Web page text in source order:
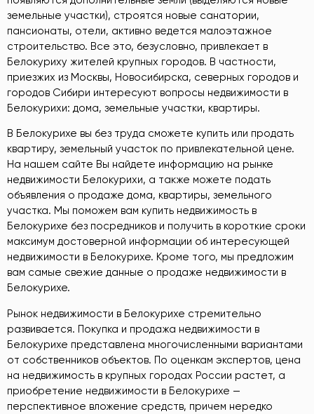
земельные участки), строятся новые санатории,
пансионаты, отели, активно ведется малоэтажное
строительство. Все это, безусловно, привлекает в
Белокуриху жителей крупных городов. В частности,
приезжих из Москвы, Новосибирска, северных городов и
городов Сибири интересуют вопросы недвижимости в
Белокурихи: дома, земельные участки, квартиры.
В Белокурихе вы без труда сможете купить или продать
квартиру, земельный участок по привлекательной цене.
На нашем сайте Вы найдете информацию на рынке
недвижимости Белокурихи, а также можете подать
объявления о продаже дома, квартиры, земельного
участка. Мы поможем вам купить недвижимость в
Белокурихе без посредников и получить в короткие сроки
максимум достоверной информации об интересующей
недвижимости в Белокурихе. Кроме того, мы предложим
вам самые свежие данные о продаже недвижимости в
Белокурихе.
Рынок недвижимости в Белокурихе стремительно
развивается. Покупка и продажа недвижимости в
Белокурихе представлена многочисленными вариантами
от собственников объектов. По оценкам экспертов, цена
на недвижимость в крупных городах России растет, а
приобретение недвижимости в Белокурихе —
перспективное вложение средств, причем нередко